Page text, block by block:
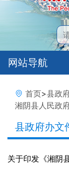
网站导航
首页>县政
湘阴县人民政
县政府办文